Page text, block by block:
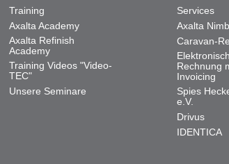
Training
Axalta Academy
Axalta Refinish
Academy
Training Videos "Video-
TEC"
Unsere Seminare
Services
Axalta
Caravan-
Rechnung
Invoicing
Spies
e.V.
Drivus
IDENTICA